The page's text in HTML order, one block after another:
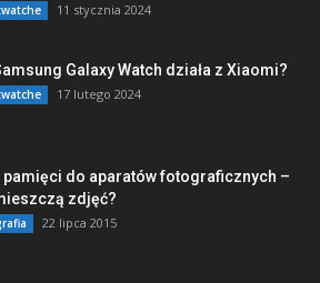
11 stycznia 2024
Galaxy Watch działa z Xiaomi?
17 lutego 2024
pamięci do aparatów fotograficznych –
zdjęć?
22 lipca 2015